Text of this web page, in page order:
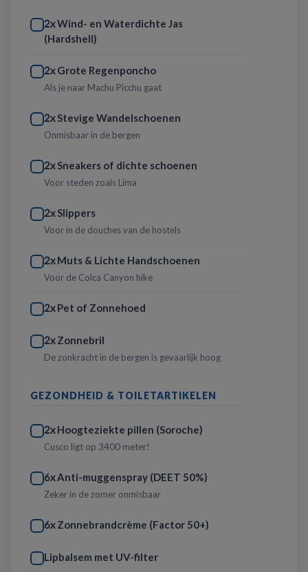
2xWind- en Waterdichte Jas
(Hardshell)
2xGrote Regenponcho
Als je naar Machu Picchu gaat
2xStevige Wandelschoenen
Onmisbaar in de bergen
2xSneakers of dichte schoenen
Voor steden zoals Lima
2xSlippers
Voor in de douches van de hostels
2xMuts & Lichte Handschoenen
Voor de Colca Canyon hike
2xPet of Zonnehoed
2xZonnebril
De zonkracht in de bergen is gevaarlijk hoog
GEZONDHEID & TOILETARTIKELEN
2xHoogteziekte pillen (Soroche)
Cusco ligt op 3400 meter!
6xAnti-muggenspray (DEET 50%)
Zeker in de zomer onmisbaar
6xZonnebrandcrème (Factor 50+)
Lipbalsem met UV-filter